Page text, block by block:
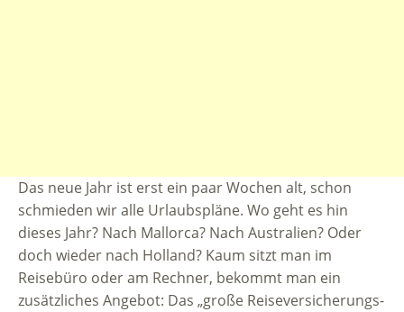
Das neue Jahr ist erst ein paar Wochen alt, schon
schmieden wir alle Urlaubspläne. Wo geht es hin
dieses Jahr? Nach Mallorca? Nach Australien? Oder
doch wieder nach Holland? Kaum sitzt man im
Reisebüro oder am Rechner, bekommt man ein
zusätzliches Angebot: Das „große Reiseversicherungs-